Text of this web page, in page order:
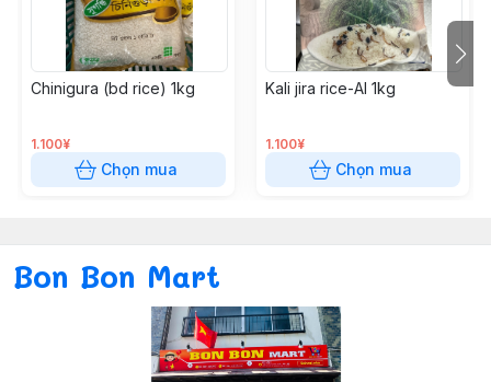
Chinigura (bd rice) 1kg
1.100¥
Chọn mua
Kali jira rice-Al 1kg
1.100¥
Chọn mua
Bon Bon Mart